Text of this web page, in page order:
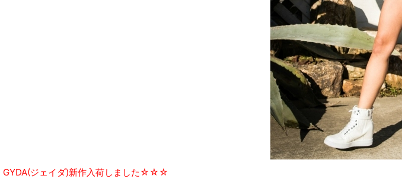
GYDA(ジェイダ)新作入荷しました☆☆☆